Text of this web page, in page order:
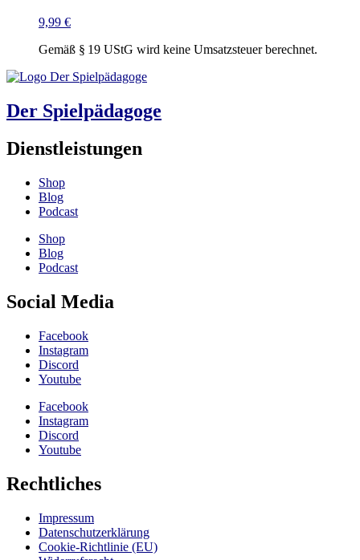
9,99 €
Gemäß § 19 UStG wird keine Umsatzsteuer berechnet.
Der Spielpädagoge
Dienstleistungen
Shop
Blog
Podcast
Shop
Blog
Podcast
Social Media
Facebook
Instagram
Discord
Youtube
Facebook
Instagram
Discord
Youtube
Rechtliches
Impressum
Datenschutzerklärung
Cookie-Richtlinie (EU)